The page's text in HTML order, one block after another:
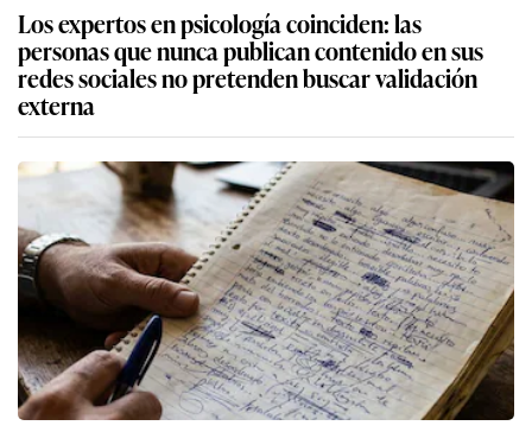
Los expertos en psicología coinciden: las
personas que nunca publican contenido en sus
redes sociales no pretenden buscar validación
externa